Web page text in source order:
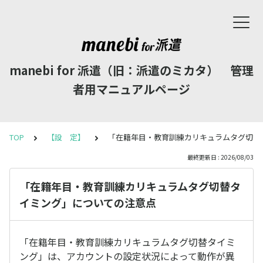
manebi for 派遣（旧：派遣のミカタ） 管理
者用マニュアルページ
TOP 【設 定】 「在籍年目・教育訓練カリキュラムタグ切
最終更新日 : 2026/08/03
「在籍年目・教育訓練カリキュラムタグ切替タ
イミング」についての注意点
「在籍年目・教育訓練カリキュラムタグ切替タイミ
ング」は、アカウントの設定状況によって動作が異